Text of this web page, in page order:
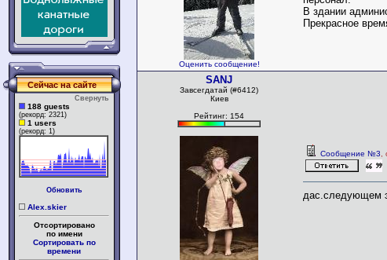
Сейчас на сайте
Свернуть
188 guests
(рекорд: 2321)
1 users
(рекорд: 1)
Обновить
Alex.skier
Отсортировано
по имени
Сортировать по
времени
Оценить сообщение!
В здании
Прекрасное
SANJ
Завсегдатай (#6412)
Киев
Рейтинг: 154
Сообщение №3
дас.следующем